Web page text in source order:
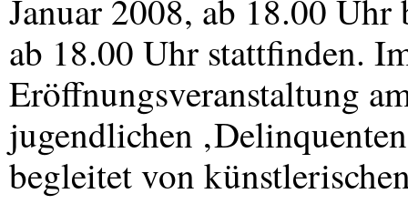
Januar 2008, ab 18.00 Uhr
ab 18.00 Uhr stattfinden.
Eröffnungsveranstaltung
jugendlichen
begleitet von